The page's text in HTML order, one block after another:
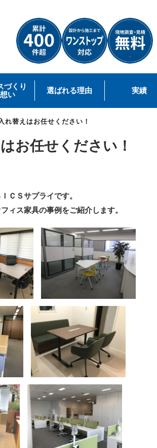
づくり
い
選ばれる理由 実績
れ替えはお任せください！
お任せください！
ＣＳサプライです。
ィス家具の事例をご紹介します。